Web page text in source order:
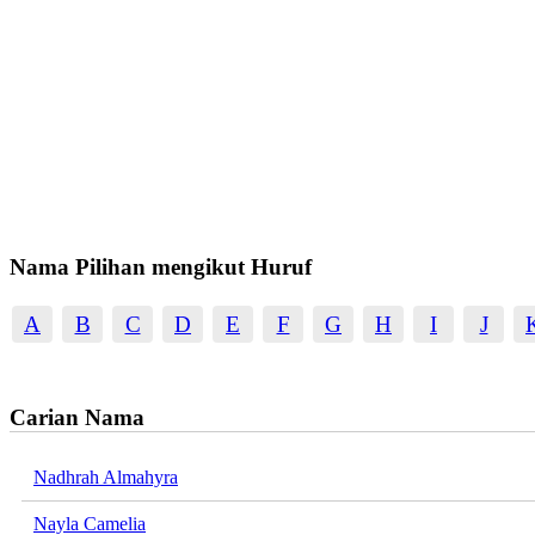
Nama Pilihan mengikut Huruf
A B C D E F G H I J
Carian Nama
Nadhrah Almahyra
Nayla Camelia